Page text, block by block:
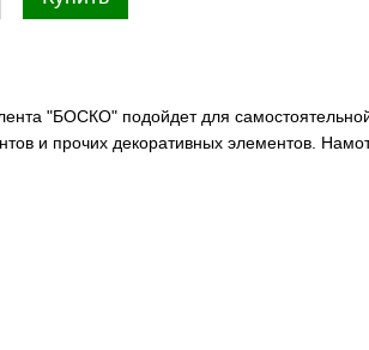
"БОСКО" подойдет для
и прочих декоративных элементов.